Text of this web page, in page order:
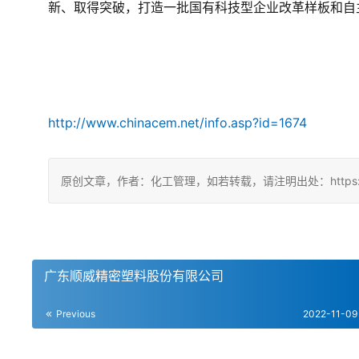
新、取得突破，打造一批国有科技型企业改革样板和
http://www.chinacem.net/info.asp?id=1674
原创文章，作者：化工管理，如若转载，请注明出处：
广东顺威精密塑料股份有限公司
Previous 2022-11-09